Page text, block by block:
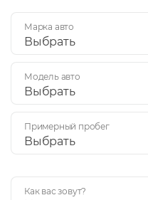
Марка авто
Выбрать
Модель авто
Выбрать
Примерный пробег
Выбрать
Как вас зовут?